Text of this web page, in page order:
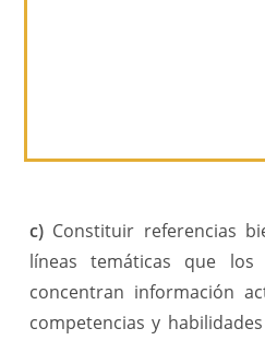
c) Constituir referencias
líneas temáticas que los
concentran información
competencias y